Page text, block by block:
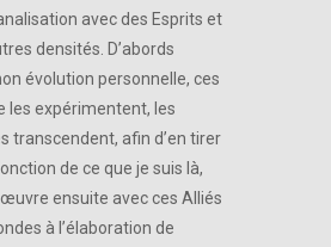
avec des Esprits et
densités. D’abords
évolution personnelle, ces
les expérimentent, les
transcendent, afin d’en tirer
de ce que je suis là,
ensuite avec ces Alliés
à l’élaboration de